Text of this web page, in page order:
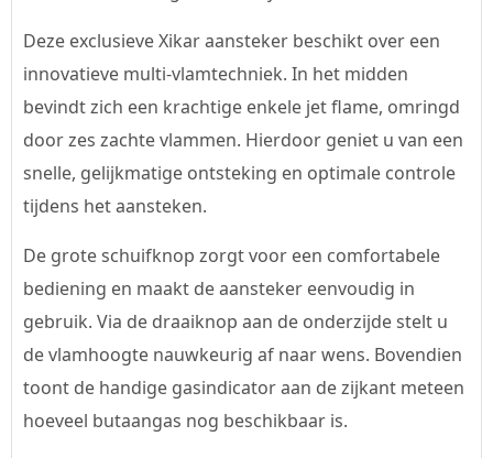
Deze exclusieve Xikar aansteker beschikt over een
innovatieve multi-vlamtechniek. In het midden
bevindt zich een krachtige enkele jet flame, omringd
door zes zachte vlammen. Hierdoor geniet u van een
snelle, gelijkmatige ontsteking en optimale controle
tijdens het aansteken.
De grote schuifknop zorgt voor een comfortabele
bediening en maakt de aansteker eenvoudig in
gebruik. Via de draaiknop aan de onderzijde stelt u
de vlamhoogte nauwkeurig af naar wens. Bovendien
toont de handige gasindicator aan de zijkant meteen
hoeveel butaangas nog beschikbaar is.